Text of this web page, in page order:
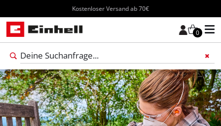
Kostenloser Versand ab 70€
0
Füge